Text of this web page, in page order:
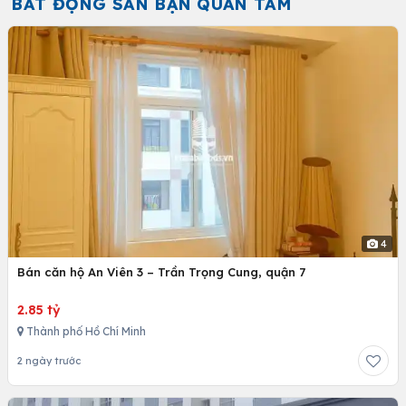
4
Bán căn hộ An Viên 3 – Trần Trọng Cung, quận 7
2.85 tỷ
Thành phố Hồ Chí Minh
2 ngày trước